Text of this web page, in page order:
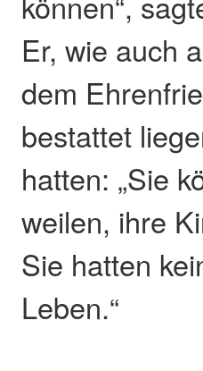
Er, wie auch
dem
bestattet
hatten: „Sie
weilen, ihre
Sie hatten
Leben.“